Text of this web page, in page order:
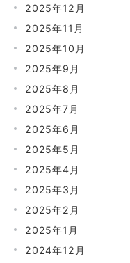
2025年12月
2025年11月
2025年10月
2025年9月
2025年8月
2025年7月
2025年6月
2025年5月
2025年4月
2025年3月
2025年2月
2025年1月
2024年12月